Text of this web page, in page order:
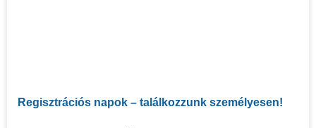
Regisztrációs napok – találkozzunk személyesen!